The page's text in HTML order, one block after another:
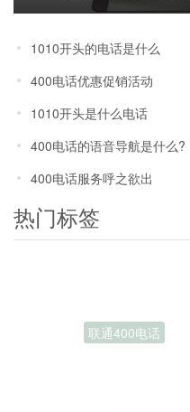
1010开头的电话是什么
400电话优惠促销活动
1010开头是什么电话
400电话的语音导航是什么?
400电话服务呼之欲出
热门标签